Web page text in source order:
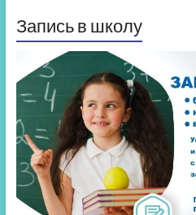
Запись в школу